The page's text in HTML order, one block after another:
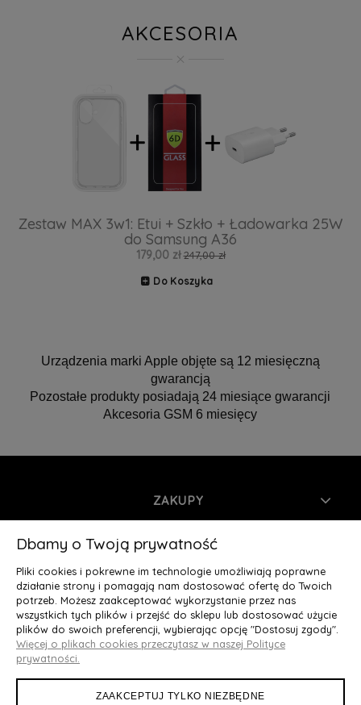
AKCESORIA
Zestaw MAX 3w1: Etui + Szkło + Ładowarka 25W
do Samsung A36
179,00 zł 247,00 zł
Do Koszyka
Urządzenia marki Apple objęte są 12 miesięczną
gwarancją
Pozostałe produkty posiadają 24 miesiące gwarancji
Akcesoria GSM 6 miesięcy
ZAKUPY
INFORMACJE
MOJE KONTO
O NAS
Deluxury.pl
Dbamy o Twoją prywatność
Pliki cookies i pokrewne im technologie umożliwiają poprawne
działanie strony i pomagają nam dostosować ofertę do Twoich
potrzeb. Możesz zaakceptować wykorzystanie przez nas
wszystkich tych plików i przejść do sklepu lub dostosować użycie
plików do swoich preferencji, wybierając opcję "Dostosuj zgody".
Więcej o plikach cookies przeczytasz w naszej Polityce
prywatności.
ZAAKCEPTUJ TYLKO NIEZBĘDNE